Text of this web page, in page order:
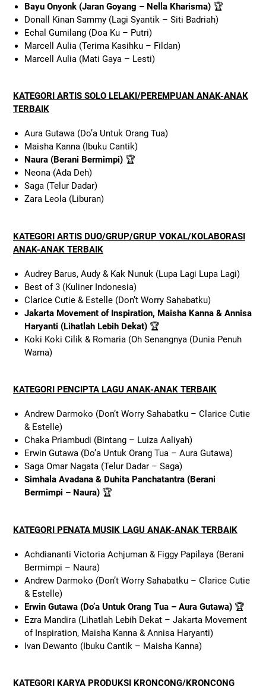
Bayu Onyonk (Jaran Goyang – Nella Kharisma)🏆
Donall Kinan Sammy (Lagi Syantik – Siti Badriah)
Echal Gumilang (Doa Ku – Putri)
Marcell Aulia (Terima Kasihku – Fildan)
Marcell Aulia (Mati Gaya – Lesti)
KATEGORI ARTIS SOLO LELAKI/PEREMPUAN ANAK-ANAK
TERBAIK
Aura Gutawa (Do’a Untuk Orang Tua)
Maisha Kanna (Ibuku Cantik)
Naura (Berani Bermimpi)🏆
Neona (Ada Deh)
Saga (Telur Dadar)
Zara Leola (Liburan)
KATEGORI ARTIS DUO/GRUP/GRUP VOKAL/KOLABORASI
ANAK-ANAK TERBAIK
Audrey Barus, Audy & Kak Nunuk (Lupa Lagi Lupa Lagi)
Best of 3 (Kuliner Indonesia)
Clarice Cutie & Estelle (Don’t Worry Sahabatku)
Jakarta Movement of Inspiration, Maisha Kanna & Annisa
Haryanti (Lihatlah Lebih Dekat)🏆
Koki Koki Cilik & Romaria (Oh Senangnya (Dunia Penuh
Warna)
KATEGORI PENCIPTA LAGU ANAK-ANAK TERBAIK
Andrew Darmoko (Don’t Worry Sahabatku – Clarice Cutie
& Estelle)
Chaka Priambudi (Bintang – Luiza Aaliyah)
Erwin Gutawa (Do’a Untuk Orang Tua – Aura Gutawa)
Saga Omar Nagata (Telur Dadar – Saga)
Simhala Avadana & Duhita Panchatantra (Berani
Bermimpi – Naura)🏆
KATEGORI PENATA MUSIK LAGU ANAK-ANAK TERBAIK
Achdiananti Victoria Achjuman & Figgy Papilaya (Berani
Bermimpi – Naura)
Andrew Darmoko (Don’t Worry Sahabatku – Clarice Cutie
& Estelle)
Erwin Gutawa (Do’a Untuk Orang Tua – Aura Gutawa)🏆
Ezra Mandira (Lihatlah Lebih Dekat – Jakarta Movement
of Inspiration, Maisha Kanna & Annisa Haryanti)
Ivan Dewanto (Ibuku Cantik – Maisha Kanna)
KATEGORI KARYA PRODUKSI KRONCONG/KRONCONG